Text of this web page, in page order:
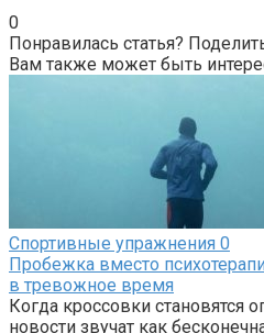
0
Понравилась статья?
Вам также может быть
Спортивные упражнения 0
Пробежка вместо
в тревожное время
Когда кроссовки становятся
новости звучат как